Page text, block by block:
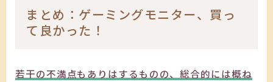
まとめ：ゲーミングモニター、買っ
て良かった！
若干の不満点もありはするものの、総合的には概ね